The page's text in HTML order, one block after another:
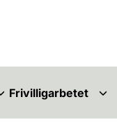
Frivilligarbetet